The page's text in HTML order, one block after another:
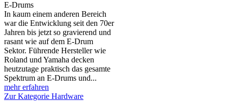
E-Drums
In kaum einem anderen Bereich
war die Entwicklung seit den 70er
Jahren bis jetzt so gravierend und
rasant wie auf dem E-Drum
Sektor. Führende Hersteller wie
Roland und Yamaha decken
heutzutage praktisch das gesamte
Spektrum an E-Drums und...
mehr erfahren
Zur Kategorie Hardware